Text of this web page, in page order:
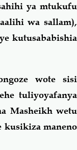
ya mtukufu
wa sallam),
kutusababishia
wote sisi
tuliyoyafanya
Masheikh wetu
maneno